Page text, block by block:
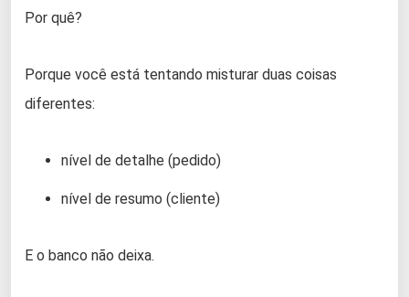
Por quê?
Porque você está tentando misturar duas coisas
diferentes:
nível de detalhe (pedido)
nível de resumo (cliente)
E o banco não deixa.